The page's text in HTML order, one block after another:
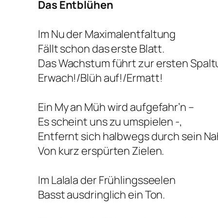
Das Entblühen
Im Nu der Maximalentfaltung
Fällt schon das erste Blatt.
Das Wachstum führt zur ersten
Erwach!/Blüh auf!/Ermatt!
Ein My an Müh wird aufgefahr’n –
Es scheint uns zu umspielen -,
Entfernt sich halbwegs durch sein
Von kurz erspürten Zielen.
Im Lalala der Frühlingsseelen
Basst ausdringlich ein Ton.